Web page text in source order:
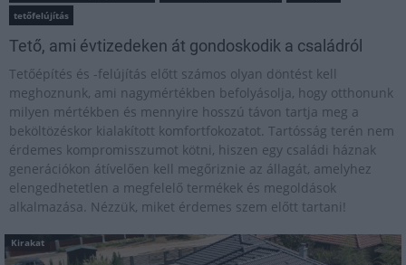
tetőfelújítás
Tető, ami évtizedeken át gondoskodik a családról
Tetőépítés és -felújítás előtt számos olyan döntést kell
meghoznunk, ami nagymértékben befolyásolja, hogy otthonunk
milyen mértékben és mennyire hosszú távon tartja meg a
beköltözéskor kialakított komfortfokozatot. Tartósság terén nem
érdemes kompromisszumot kötni, hiszen egy családi háznak
generációkon átívelően kell megőriznie az állagát, amelyhez
elengedhetetlen a megfelelő termékek és megoldások
alkalmazása. Nézzük, miket érdemes szem előtt tartani!
Kirakat